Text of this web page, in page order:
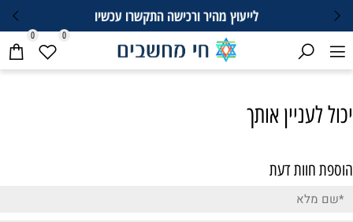
לייעוץ מהיר ורכישה התקשרו עכשיו
0 0
יכול לעניין אותך
הוספת חוות דעת